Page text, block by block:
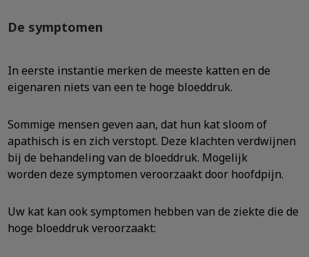
De symptomen
In eerste instantie merken de meeste katten en de
eigenaren niets van een te hoge bloeddruk.
Sommige mensen geven aan, dat hun kat sloom of
apathisch is en zich verstopt. Deze klachten verdwijnen
bij de behandeling van de bloeddruk. Mogelijk
worden deze symptomen veroorzaakt door hoofdpijn.
Uw kat kan ook symptomen hebben van de ziekte die de
hoge bloeddruk veroorzaakt: